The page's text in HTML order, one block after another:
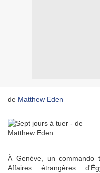
de Matthew Eden
À Genève, un commando
Affaires étrangères